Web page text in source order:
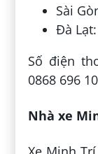
Sài
Đà
Số điện
0868 696
Nhà xe